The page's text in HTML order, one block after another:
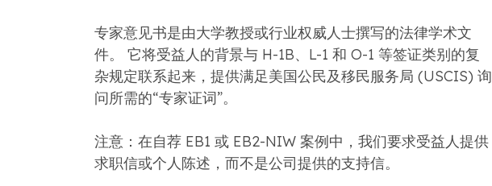
专家意见书是由大学教授或行业权威人士撰写的法律学术文
件。 它将受益人的背景与 H-1B、L-1 和 O-1 等签证类别的复
杂规定联系起来，提供满足美国公民及移民服务局 (USCIS) 询
问所需的“专家证词”。
注意：在自荐 EB1 或 EB2-NIW 案例中，我们要求受益人提供
求职信或个人陈述，而不是公司提供的支持信。